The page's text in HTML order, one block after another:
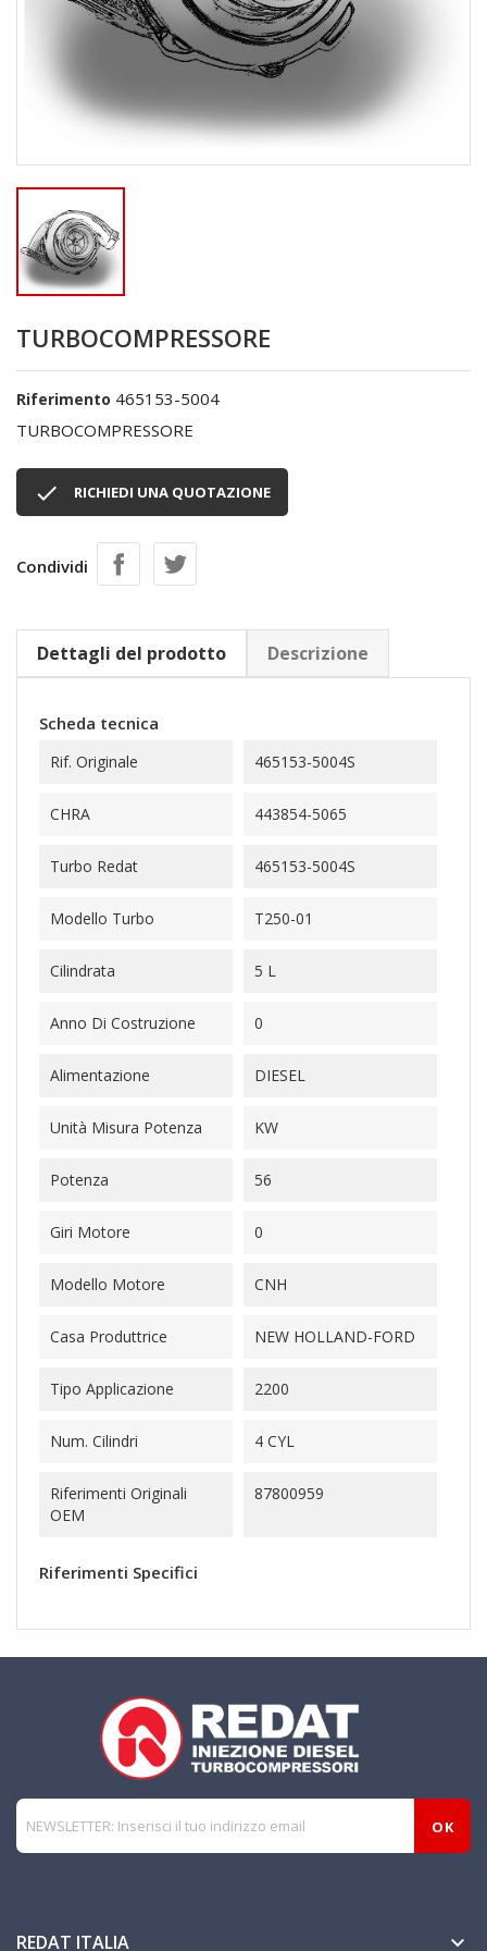
TURBOCOMPRESSORE
Riferimento 465153-5004
TURBOCOMPRESSORE
 RICHIEDI UNA QUOTAZIONE
Condividi
Dettagli del prodotto Descrizione
Scheda tecnica
Rif. Originale 465153-5004S
CHRA 443854-5065
Turbo Redat 465153-5004S
Modello Turbo T250-01
Cilindrata 5 L
Anno Di Costruzione 0
Alimentazione DIESEL
Unità Misura Potenza KW
Potenza 56
Giri Motore 0
Modello Motore CNH
Casa Produttrice NEW HOLLAND-FORD
Tipo Applicazione 2200
Num. Cilindri 4 CYL
Riferimenti Originali
OEM
87800959
Riferimenti Specifici
REDAT ITALIA 